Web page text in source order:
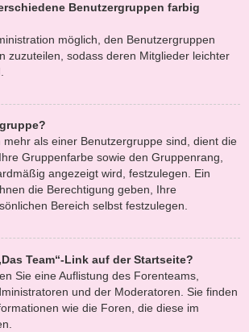
Benutzergruppen farbig
möglich, den Benutzergruppen
zuzuteilen, sodass deren Mitglieder leichter
mehr als einer Benutzergruppe sind, dient die
Gruppenfarbe sowie den Gruppenrang,
angezeigt wird, festzulegen. Ein
die Berechtigung geben, Ihre
Bereich selbst festzulegen.
Team“-Link auf der Startseite?
Sie eine Auflistung des Forenteams,
und der Moderatoren. Sie finden
wie die Foren, die diese im